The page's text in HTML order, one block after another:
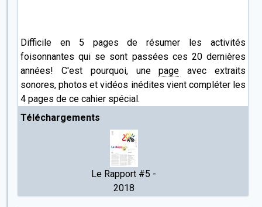
Difficile en 5 pages de résumer les activités
foisonnantes qui se sont passées ces 20 dernières
années! C'est pourquoi, unepage avec extraits
sonores, photos et vidéos inédites vient compléter les
4 pages de ce cahier spécial.
Téléchargements
Le Rapport #5 -
2018